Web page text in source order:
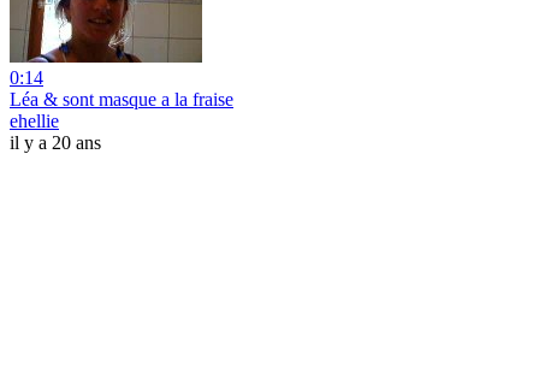
0:14
Léa & sont masque a la fraise
ehellie
il y a 20 ans